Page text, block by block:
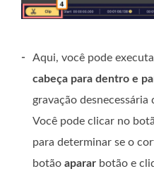
- Aqui, você pode
cabeça para dentro e
gravação desnecessária
Você pode clicar no
para determinar se o
botão aparar botão e